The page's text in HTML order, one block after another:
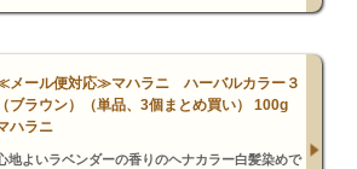
メール便対応≫マハラニ ハーバルカラー３
（ブラウン）（単品、3個まとめ買い） 100g
ハラニ
地よいラベンダーの香りのヘナカラー白髪染めで